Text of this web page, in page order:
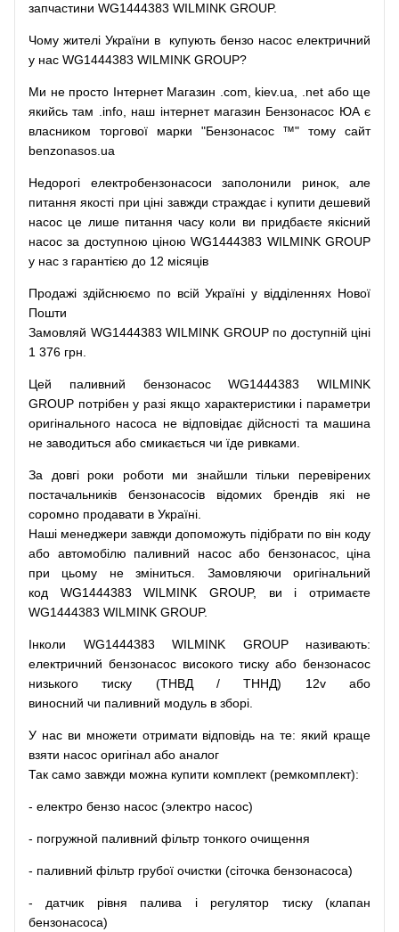
запчастини WG1444383 WILMINK GROUP.
Чому жителі України в купують бензо насос електричний
у нас WG1444383 WILMINK GROUP?
Ми не просто Інтернет Магазин .com kiev.ua .net або ще
якийсь там .info, наш інтернет магазин Бензонасос ЮА є
власником
торгової марки "Бензонасос ™" тому
сайт
benzonasos.ua
Недорогі електробензонасоси заполонили ринок,
але
питання якості при ціні завжди страждає і купити дешевий
насос це лише питання часу коли ви придбаєте якісний
насос за доступною ціною WG1444383 WILMINK GROUP
у нас з гарантією до 12 місяців
Продажі здійснюємо по всій Україні у відділеннях Нової
Пошти
Замовляй WG1444383 WILMINK GROUP по доступній ціні
1 376 грн.
Цей паливний бензонасосWG1444383 WILMINK
GROUP потрібен у разі якщо характеристики і параметри
оригінального насоса не відповідає дійсності та машина
не заводиться або смикається чи їде ривками
За довгі роки роботи ми знайшли тільки
перевірених
постачальників
бензонасосів відомих брендів які
не
соромно продавати в Україні.
Наші менеджери завжди допоможуть підібрати по він коду
або автомобілю паливний насос або бензонасос,
ціна
при
цьому не зміниться Замовляючи
оригінальний
код WG1444383 WILMINK GROUP, ви і отримаєте
WG1444383 WILMINK GROUP.
Інколи WG1444383 WILMINK GROUP називають:
електричний бензонасос високого тиску або бензонасос
низького
тиску (ТНВД / ТННД) 12v
або
виносний чи паливний модуль в зборі
У нас ви множети отримати відповідь на те: який краще
взяти насос оригінал або аналог
Так само завжди можна купити комплект (ремкомплект):
- електро бензо насос (электро насос)
- погружной паливний фільтр тонкого очищення
- паливний фільтр грубої очистки (сіточка бензонасоса)
- датчик рівня палива і регулятор тиску (клапан
бензонасоса)